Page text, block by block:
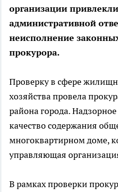
организации
административной
неисполнение
прокурора.
Проверку в сфере
хозяйства провела
района города.
качество содержания
многоквартирном доме,
управляющая
В рамках проверки